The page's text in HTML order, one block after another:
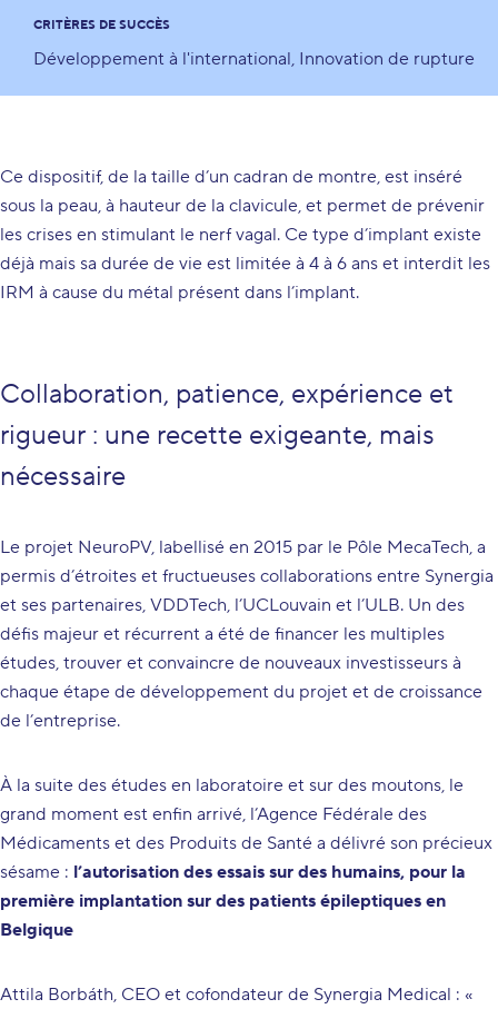
CRITÈRES DE SUCCÈS
Développement à l'international Innovation de rupture
Ce dispositif, de la taille d’un cadran de montre, est inséré
sous la peau, à hauteur de la clavicule, et permet de prévenir
les crises en stimulant le nerf vagal. Ce type d’implant existe
déjà mais sa durée de vie est limitée à 4 à 6 ans et interdit les
IRM à cause du métal présent dans l’implant.
Collaboration, patience, expérience et
rigueur : une recette exigeante, mais
nécessaire
Le projet NeuroPV, labellisé en 2015 par le Pôle MecaTech, a
permis d’étroites et fructueuses collaborations entre Synergia
et ses partenaires, VDDTech, l’UCLouvain et l’ULB. Un des
défis majeur et récurrent a été de financer les multiples
études, trouver et convaincre de nouveaux investisseurs à
chaque étape de développement du projet et de croissance
de l’entreprise.
À la suite des études en laboratoire et sur des moutons, le
grand moment est enfin arrivé, l’Agence Fédérale des
Médicaments et des Produits de Santé a délivré son précieux
sésame : l’autorisation des essais sur des humains, pour la
première implantation sur des patients épileptiques en
Belgique
Attila Borbáth, CEO et cofondateur de Synergia Medical : «